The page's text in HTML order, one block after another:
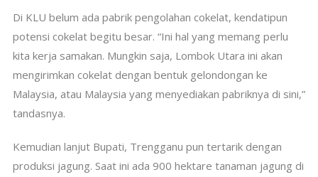
Di KLU belum ada pabrik pengolahan cokelat, kendatipun
potensi cokelat begitu besar. “Ini hal yang memang perlu
kita kerja samakan. Mungkin saja, Lombok Utara ini akan
mengirimkan cokelat dengan bentuk gelondongan ke
Malaysia, atau Malaysia yang menyediakan pabriknya di sini,”
tandasnya.
Kemudian lanjut Bupati, Trengganu pun tertarik dengan
produksi jagung. Saat ini ada 900 hektare tanaman jagung di